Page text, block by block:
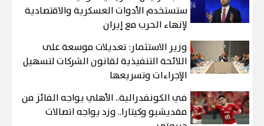
ستستخدم الأدوات العسكرية والاقتصادية
لإنهاء الحرب مع إيران
وزير الاستثمار: تعديلات موسعة على
اللائحة التنفيذية لقانون الشركات لتسهيل
الإجراءات وتسريعها
في الكونفدرالية.. الأهلي يواجه الفائز من
مقديشيو وكيتارا.. وزد يواجه اتصالات